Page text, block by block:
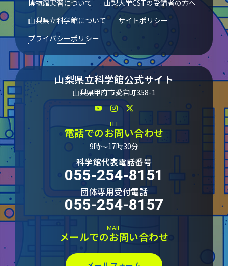
博物館実習について
山梨大学CSTの受講者の方へ
山梨県立科学館について
サイトポリシー
プライバシーポリシー
山梨県立科学館公式サイト
山梨県甲府市愛宕町358-1
TEL
電話でのお問い合わせ
9時～17時30分
科学館代表電話番号
055-254-8151
団体専用受付電話
055-254-8157
MAIL
メールでのお問い合わせ